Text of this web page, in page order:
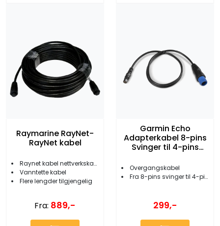
Raymarine RayNet-
RayNet kabel
Raynet kabel nettverkskabel
Vanntette kabel
Flere lengder tilgjengelig
Fra: 889,-
Garmin Echo
Adapterkabel 8-pins
Svinger til 4-pins
Overgangskabel
Fra 8-pins svinger til 4-pins ekkolodd
299,-